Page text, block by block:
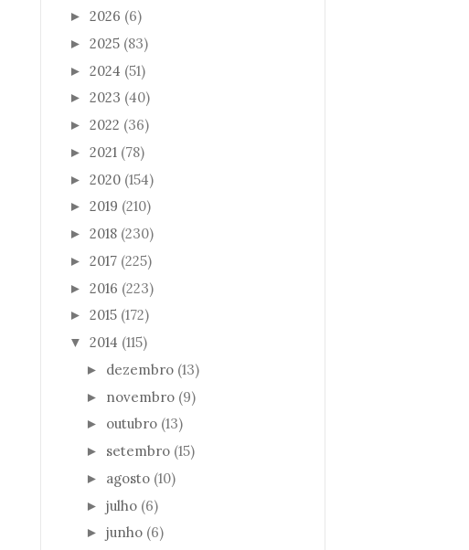
► 2026 (6)
► 2025 (83)
► 2024 (51)
► 2023 (40)
► 2022 (36)
► 2021 (78)
► 2020 (154)
► 2019 (210)
► 2018 (230)
► 2017 (225)
► 2016 (223)
► 2015 (172)
▼ 2014 (115)
► dezembro (13)
► novembro (9)
► outubro (13)
► setembro (15)
► agosto (10)
► julho (6)
► junho (6)